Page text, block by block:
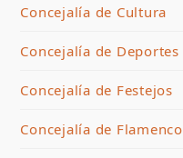
Concejalía de Cultura
Concejalía de Deportes
Concejalía de Festejos
Concejalía de Flamenco